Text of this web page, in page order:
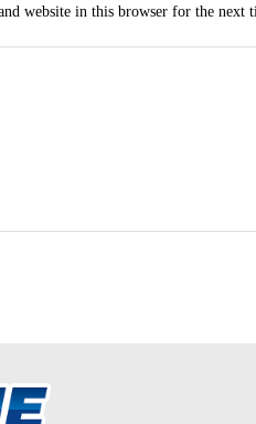
website in this browser for the next